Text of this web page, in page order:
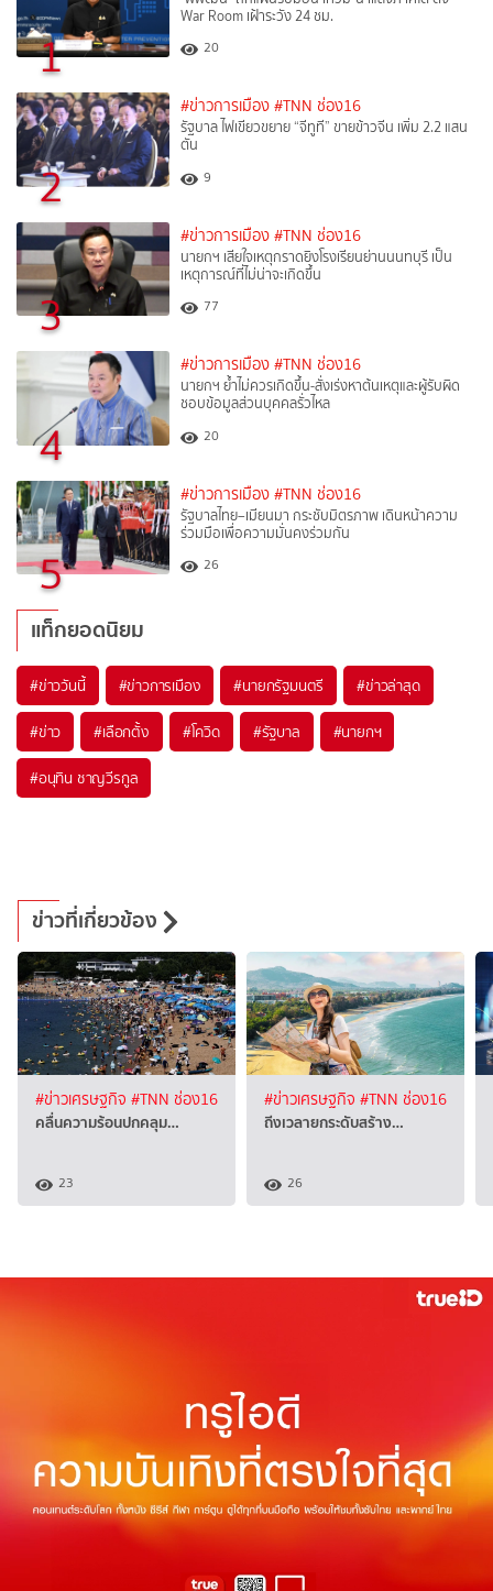
1
War Room เฝ้าระวัง 24 ชม.
20
2
#ข่าวการเมือง #TNN ช่อง16
รัฐบาล ไฟเขียวขยาย “จีทูที” ขายข้าวจีน เพิ่ม 2.2 แสน
ตัน
9
3
#ข่าวการเมือง #TNN ช่อง16
นายกฯ เสียใจเหตุกราดยิงโรงเรียนย่านนนทบุรี เป็น
เหตุการณ์ที่ไม่น่าจะเกิดขึ้น
77
4
#ข่าวการเมือง #TNN ช่อง16
นายกฯ ย้ำไม่ควรเกิดขึ้น-สั่งเร่งหาต้นเหตุและผู้รับผิด
ชอบข้อมูลส่วนบุคคลรั่วไหล
20
5
#ข่าวการเมือง #TNN ช่อง16
รัฐบาลไทย–เมียนมา กระชับมิตรภาพ เดินหน้าความ
ร่วมมือเพื่อความมั่นคงร่วมกัน
26
แท็กยอดนิยม
#ข่าววันนี้ #ข่าวการเมือง #นายกรัฐมนตรี #ข่าวล่าสุด
#ข่าว #เลือกตั้ง #โควิด #รัฐบาล #นายกฯ
#อนุทิน ชาญวีรกูล
ข่าวที่เกี่ยวข้อง
#ข่าวเศรษฐกิจ #TNN ช่อง16
คลื่นความร้อนปกคลุม…
23
#ข่าวเศรษฐกิจ #TNN ช่อง16
ถีงเวลายกระดับสร้าง…
26